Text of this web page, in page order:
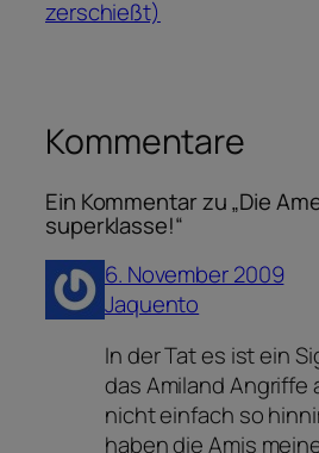
zerschießt)
Kommentare
Ein Kommentar zu „Die
superklasse!“
6. November 2009
Jaquento
In der Tat es ist ein
das Amiland Angriffe
nicht einfach so
haben die Amis